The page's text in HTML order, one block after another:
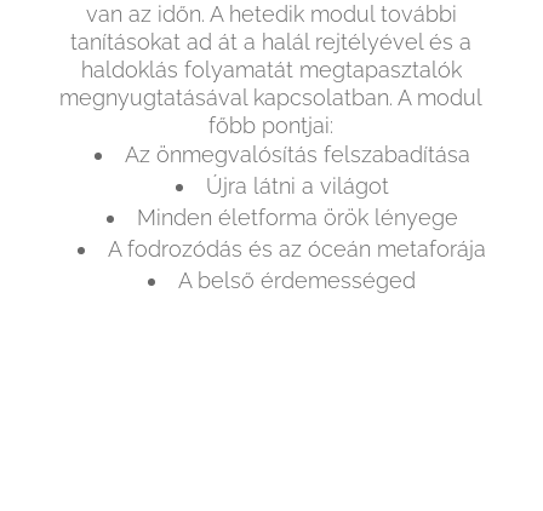
van az időn. A hetedik modul további
tanításokat ad át a halál rejtélyével és a
haldoklás folyamatát megtapasztalók
megnyugtatásával kapcsolatban. A modul
főbb pontjai:
Az önmegvalósítás felszabadítása
Újra látni a világot
Minden életforma örök lényege
A fodrozódás és az óceán metaforája
A belső érdemességed